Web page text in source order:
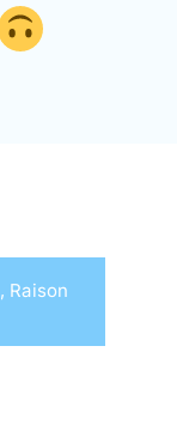
, Raison